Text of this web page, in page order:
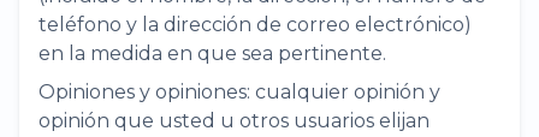
teléfono y la dirección de correo electrónico)
en la medida en que sea pertinente.
Opiniones y opiniones: cualquier opinión y
opinión que usted u otros usuarios elijan